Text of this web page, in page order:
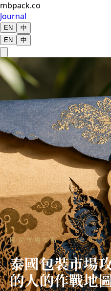
mbpack.co
Journal
EN
中
EN
中
國家市場攻略 · EP.01
泰國包裝市場
的人的作戰地